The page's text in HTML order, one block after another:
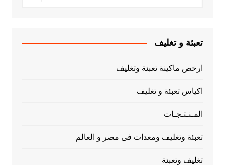
تعبئة و تغليف
ارخص ماكينة تعبئة وتغليف
اكياس تعبئة و تغليف
المـنـتـجـات
تعبئة وتغليف ومعدات فى مصر و العالم
تغليف وتعبئة